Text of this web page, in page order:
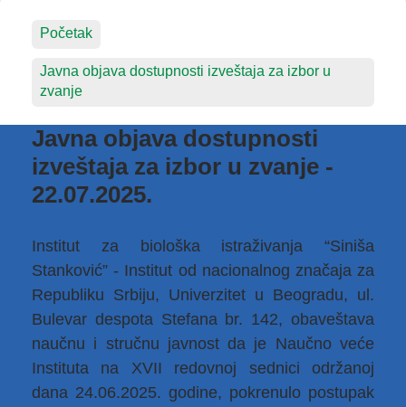
Početak
Javna objava dostupnosti izveštaja za izbor u
zvanje
Javna objava dostupnosti
izveštaja za izbor u zvanje -
22.07.2025.
Institut za biološka istraživanja “Siniša
Stanković” - Institut od nacionalnog značaja za
Republiku Srbiju, Univerzitet u Beogradu, ul.
Bulevar despota Stefana br. 142, obaveštava
naučnu i stručnu javnost da je Naučno veće
Instituta na XVII redovnoj sednici održanoj
dana 24.06.2025. godine, pokrenulo postupak